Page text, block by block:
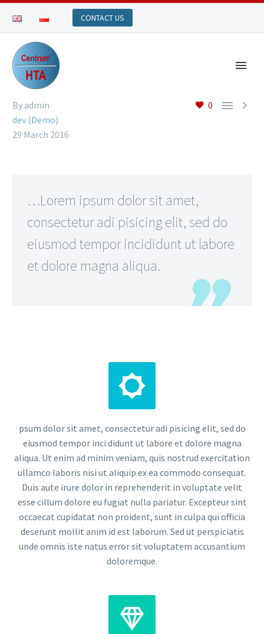
0  
By admin
dev (Demo)
29 March 2016
…Lorem ipsum dolor sit amet,
consectetur adi pisicing elit, sed do
eiusmod tempor incididunt ut labore
et dolore magna aliqua.


psum dolor sit amet, consectetur adi pisicing elit, sed do
eiusmod tempor inci didunt ut labore et dolore magna
aliqua. Ut enim ad minim veniam, quis nostrud exercitation
ullamco laboris nisi ut aliquip ex ea commodo consequat.
Duis aute irure dolor in reprehenderit in voluptate velit
esse cillum dolore eu fugiat nulla pariatur. Excepteur sint
occaecat cupidatat non proident, sunt in culpa qui officia
deserunt mollit anim id est laborum. Sed ut perspiciatis
unde omnis iste natus error sit voluptatem accusantium
doloremque.

